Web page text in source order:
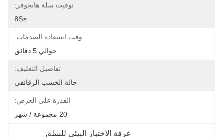
توقيت سلة هانجوفر:
≤8S
وقت استعادة الصدمات:
حوالي 5 دقائق
تفاصيل التغليف:
حالة الخشب الرقائقي
القدرة على العرض:
20 مجموعة / شهر
غرفة الاختبار البيئي للسلة,